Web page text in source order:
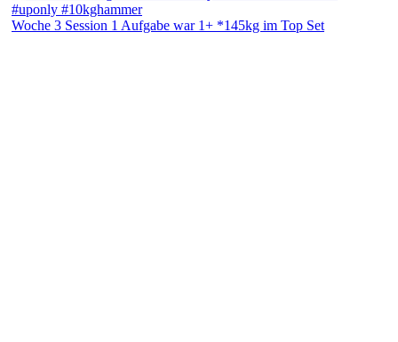
Woche 3 Session 1 Aufgabe war 1+ *145kg im Top Set